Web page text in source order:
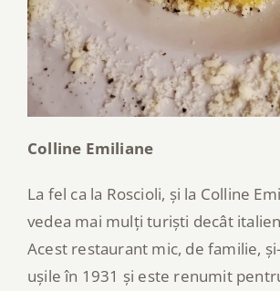
Colline Emiliane
La fel ca la Roscioli, și la Colline
vedea mai mulți turiști decât
Acest restaurant mic, de familie,
ușile în 1931 și este renumit